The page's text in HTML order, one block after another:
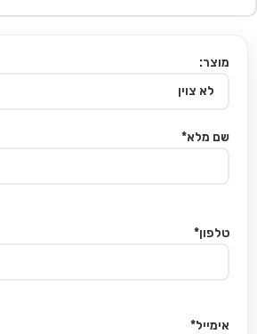
מוצר:
שם מלא*
טלפון*
אימייל*